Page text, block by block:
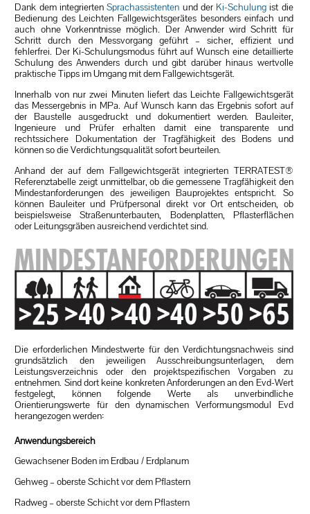
Dank dem integriertenSprachassistenten und der Ki-Schulung ist die
Bedienung des Leichten Fallgewichtsgerätes besonders einfach und
auch ohne Vorkenntnisse möglich. Der Anwender wird Schritt für
Schritt durch den Messvorgang geführt – sicher, effizient und
fehlerfrei. Der Ki-Schulungsmodus führt auf Wunsch eine detaillierte
Schulung des Anwenders durch und gibt darüber hinaus wertvolle
praktische Tipps im Umgang mit dem Fallgewichtsgerät.
Innerhalb von nur zwei Minuten liefert das Leichte Fallgewichtsgerät
das Messergebnis in MPa. Auf Wunsch kann das Ergebnis sofort auf
der Baustelle ausgedruckt und dokumentiert werden. Bauleiter,
Ingenieure und Prüfer erhalten damit eine transparente und
rechtssichere Dokumentation der Tragfähigkeit des Bodens und
können so die Verdichtungsqualität sofort beurteilen.
Anhand der auf dem Fallgewichtsgerät integrierten TERRATEST®
Referenztabelle zeigt unmittelbar, ob die gemessene Tragfähigkeit den
Mindestanforderungen des jeweiligen Bauprojektes entspricht. So
können Bauleiter und Prüfpersonal direkt vor Ort entscheiden, ob
beispielsweise Straßenunterbauten, Bodenplatten, Pflasterflächen
oder Leitungsgräben ausreichend verdichtet sind.
Die erforderlichen Mindestwerte für den Verdichtungsnachweis sind
grundsätzlich den jeweiligen Ausschreibungsunterlagen, dem
Leistungsverzeichnis oder den projektspezifischen Vorgaben zu
entnehmen. Sind dort keine konkreten Anforderungen an den Evd-Wert
festgelegt, können folgende Werte als unverbindliche
Orientierungswerte für den dynamischen Verformungsmodul Evd
herangezogen werden:
Anwendungsbereich
Gewachsener Boden im Erdbau / Erdplanum
Gehweg – oberste Schicht vor dem Pflastern
Radweg – oberste Schicht vor dem Pflastern